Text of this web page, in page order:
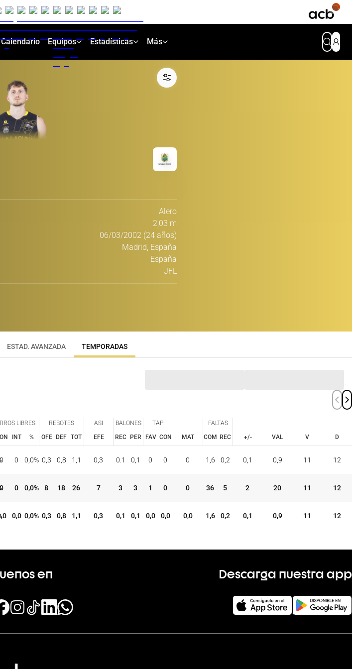
Calendario Equipos Estadísticas Más
Alero
2,03 m
06/03/2002 (24 años)
Madrid, España
España
JFL
ESTAD. AVANZADA TEMPORADAS
LIBRES REBOTES ASI BALONES
TAP.
MAT
FALTAS
+/-
VAL V D
INT % OFE DEF TOT EFE REC PER FAV CON COM REC
+/-
VAL
0 0 0,0% 0,3 0,8 1,1 0,3 0.1 0,1 0 0 0 1,6 0,2 0,1 0,9 11 12
0 0 0,0% 8 18 26 7 3 3 1 0 0 36 5 2 20 11 12
0,0 0,0% 0,3 0,8 1,1 0,3 0,1 0,1 0,0 0,0 0,0 1,6 0,2 0,1 0,9 11 12
en Descarga nuestra app